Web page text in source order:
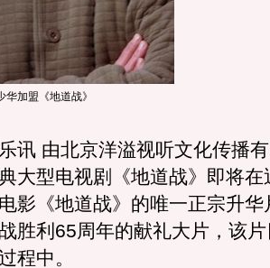
华加盟《地道战》
由北京洋溢视听文化传播有
大型电视剧《地道战》即将在
影《地道战》的唯一正宗升华
胜利65周年的献礼大片，该
程中。